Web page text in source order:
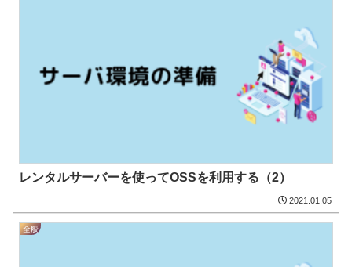
レンタルサーバーを使ってOSSを利用する（2）
2021.01.05
全般